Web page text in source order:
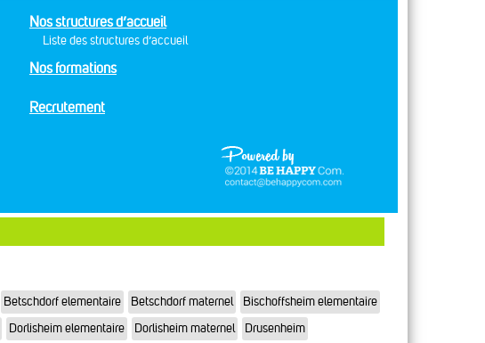
Nos structures d’accueil
Liste des structures d’accueil
Nos formations
Recrutement
Betschdorf elementaire Betschdorf maternel
Bischoffsheim elementaire
Dorlisheim elementaire Dorlisheim maternel Drusenheim